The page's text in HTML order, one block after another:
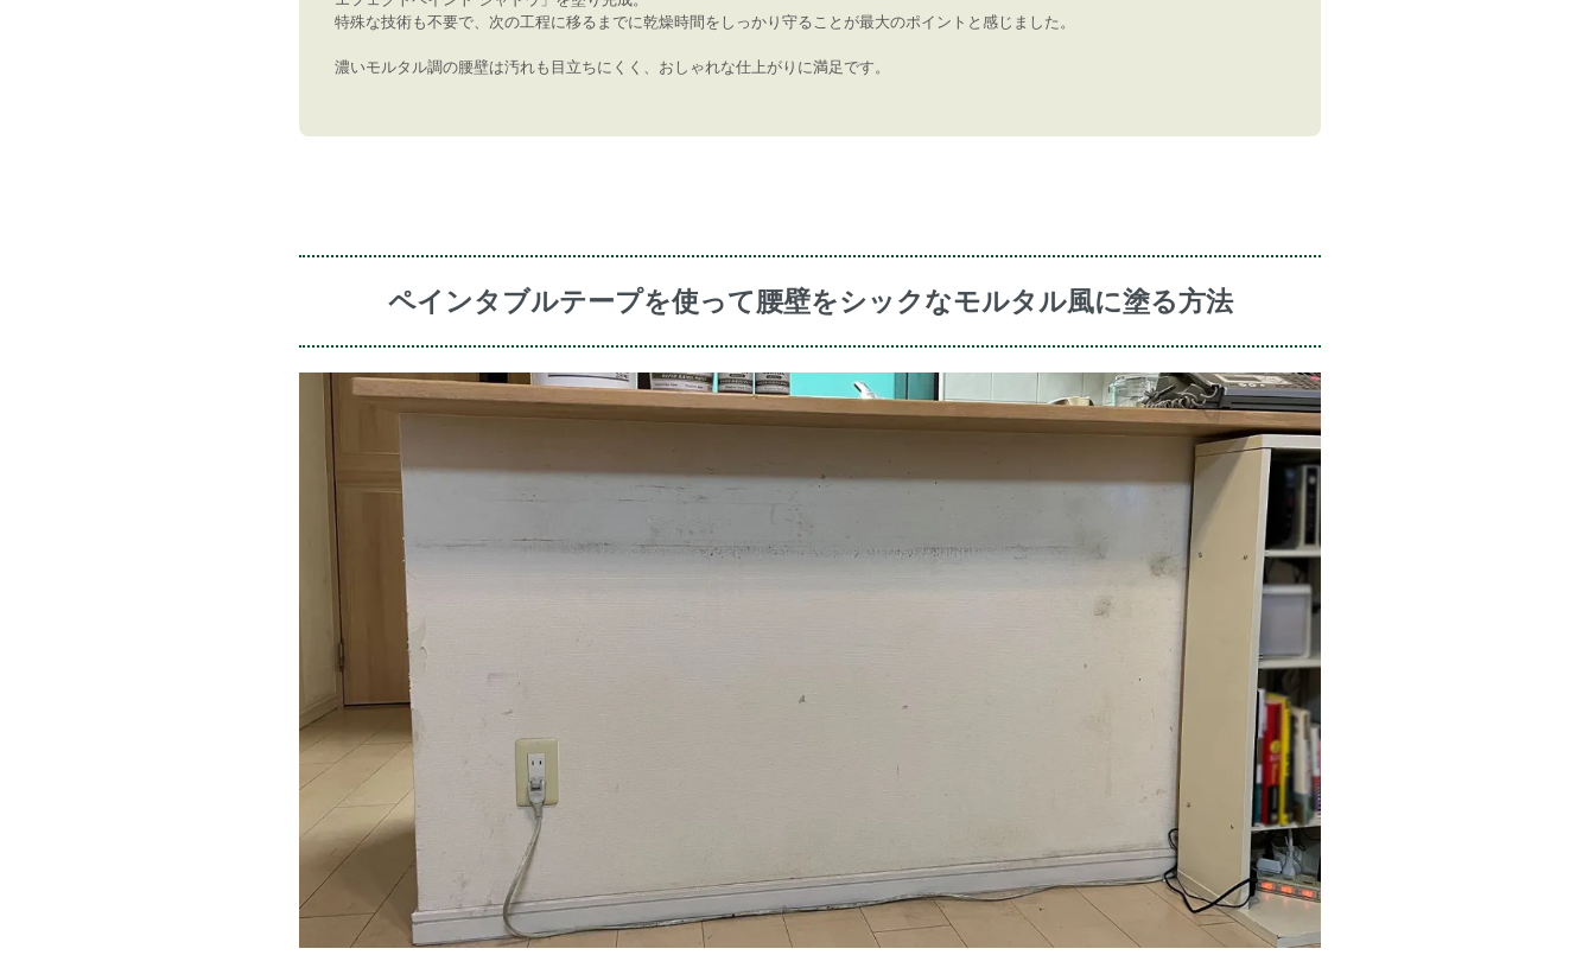
特殊な技術も不要で、次の工程に移るまでに乾燥時間をしっかり守ることが最大のポイントと感じました。
濃いモルタル調の腰壁は汚れも目立ちにくく、おしゃれな仕上がりに満足です。
ペインタブルテープを使って腰壁をシックなモルタル風に塗る方法